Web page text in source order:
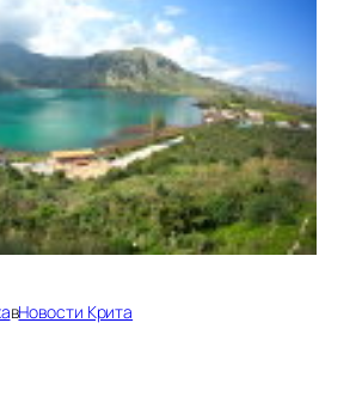
вНовости Крита